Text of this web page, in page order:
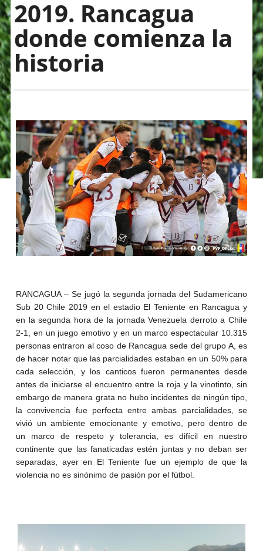
2019. Rancagua
donde comienza la
historia
RANCAGUA – Se jugó la segunda jornada del Sudamericano
Sub 20 Chile 2019 en el estadio El Teniente en Rancagua y
en la segunda hora de la jornada Venezuela derroto a Chile
2-1, en un juego emotivo y en un marco espectacular 10.315
personas entraron al coso de Rancagua sede del grupo A, es
de hacer notar que las parcialidades estaban en un 50% para
cada selección, y los canticos fueron permanentes desde
antes de iniciarse el encuentro entre la roja y la vinotinto, sin
embargo de manera grata no hubo incidentes de ningún tipo,
la convivencia fue perfecta entre ambas parcialidades, se
vivió un ambiente emocionante y emotivo, pero dentro de
un marco de respeto y tolerancia, es difícil en nuestro
continente que las fanaticadas estén juntas y no deban ser
separadas, ayer en El Teniente fue un ejemplo de que la
violencia no es sinónimo de pasión por el fútbol.